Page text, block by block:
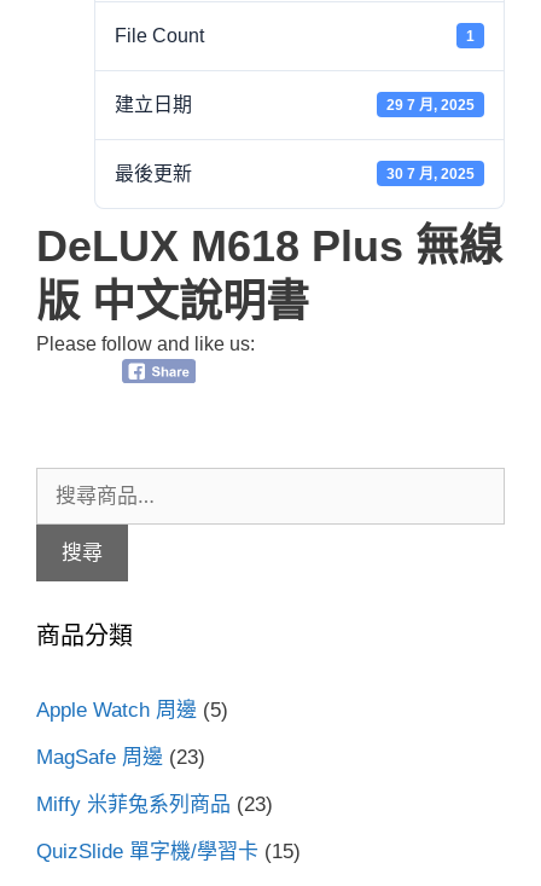
File Count 1
建立日期 29 7 月, 2025
最後更新 30 7 月, 2025
DeLUX M618 Plus 無線
版 中文說明書
Please follow and like us:
尋
字:
搜尋
商品分類
Apple Watch 周邊 (5)
MagSafe 周邊 (23)
Miffy 米菲兔系列商品 (23)
QuizSlide 單字機/學習卡 (15)